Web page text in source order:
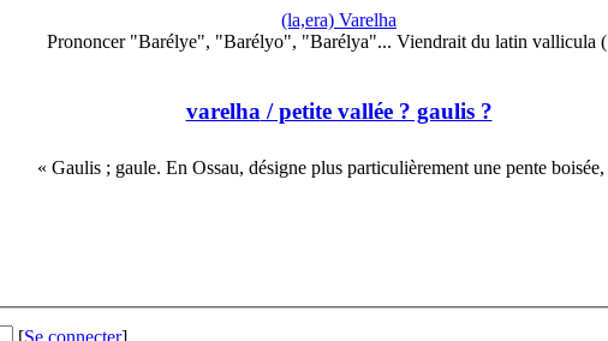
(la,era) Varelha
Prononcer "Barélye", "Barélyo", "Barélya"... Viendrait du latin vallicula
varelha / petite vallée ? gaulis ?
« Gaulis ; gaule. En Ossau, désigne plus particulièrement une pente
[Se connecter]